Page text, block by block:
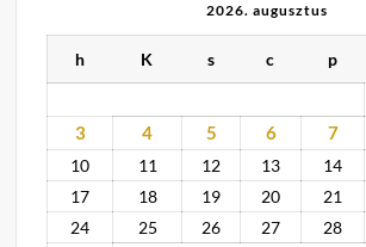
2026. augusztus
h K s c p
3
4 5 6 7
10 11 12 13 14
17
18 19 20 21
24
25 26 27 28